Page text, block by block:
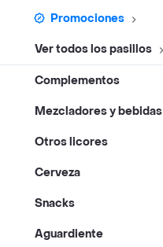
Promociones
Ver todos los pasillos
Complementos
Mezcladores y bebidas
Otros licores
Cerveza
Snacks
Aguardiente